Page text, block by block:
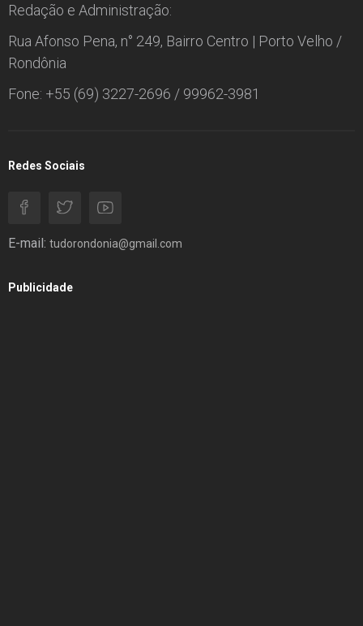
Redação e Administração:
Rua Afonso Pena, n° 249, Bairro Centro | Porto Velho /
Rondônia
Fone: +55 (69) 3227-2696 / 99962-3981
Redes Sociais
E-mail: tudorondonia@gmail.com
Publicidade